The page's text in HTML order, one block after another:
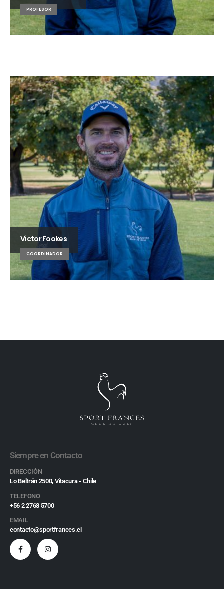
PROFESOR
Victor Fookes
COORDINADOR
Siempre en Contacto
DIRECCIÓN
Lo Beltrán 2500, Vitacura - Chile
TELEFONO
+56 2 2768 5700
EMAIL
contacto@sportfrances.cl